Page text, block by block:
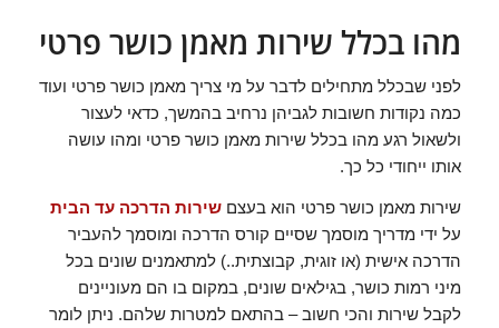
מהו בכלל שירות מאמן כושר פרטי
לפני שבכלל מתחילים לדבר על מי צריך מאמן כושר פרטי ועוד
כמה נקודות חשובות לגביהן נרחיב בהמשך, כדאי לעצור
ולשאול רגע מהו בכלל שירות מאמן כושר פרטי ומהו עושה
אותו ייחודי כל כך.
שירות מאמן כושר פרטי הוא בעצם שירות הדרכה עד הבית
על ידי מדריך מוסמך שסיים קורס הדרכה ומוסמך להעביר
הדרכה אישית (או זוגית, קבוצתית..) למתאמנים שונים בכל
מיני רמות כושר, בגילאים שונים, במקום בו הם מעוניינים
לקבל שירות והכי חשוב – בהתאם למטרות שלהם. ניתן לומר